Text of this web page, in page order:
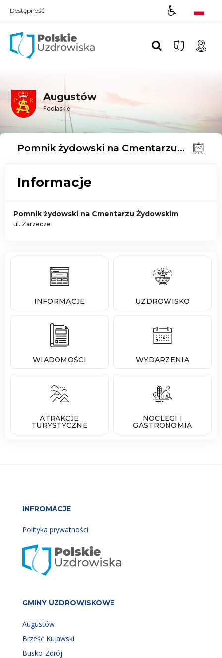
Dostępność
Augustów
Podlaskie
Pomnik żydowski na Cmentarzu Żydowskim
Informacje
Pomnik żydowski na Cmentarzu Żydowskim
ul. Zarzecze
INFORMACJE UZDROWISKO
WIADOMOŚCI WYDARZENIA
ATRAKCJE
TURYSTYCZNE
NOCLEGI I
GASTRONOMIA
INFROMACJE
Polityka prywatności
GMINY UZDROWISKOWE
Augustów
Brześć Kujawski
Busko-Zdrój